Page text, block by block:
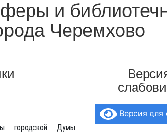
и
Черемхово
городской Думы
Версия для